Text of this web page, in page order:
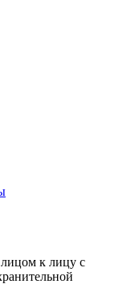
к лицу с